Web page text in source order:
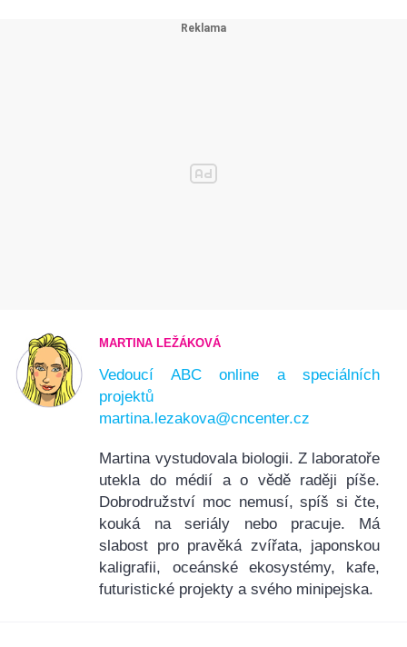
MARTINA LEŽÁKOVÁ
Vedoucí ABC online a speciálních
projektů
martina.lezakova@cncenter.cz
Martina vystudovala biologii. Z laboratoře
utekla do médií a o vědě raději píše.
Dobrodružství moc nemusí, spíš si čte,
kouká na seriály nebo pracuje. Má
slabost pro pravěká zvířata, japonskou
kaligrafii, oceánské ekosystémy, kafe,
futuristické projekty a svého minipejska.